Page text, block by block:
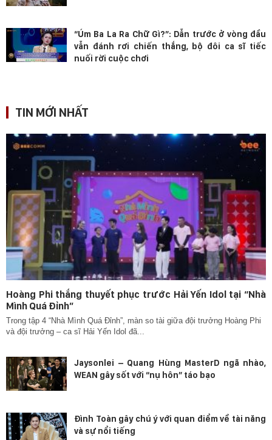
“Úm Ba La Ra Chữ Gì?”: Dẫn trước ở vòng đầu
vẫn đánh rơi chiến thắng, bộ đôi ca sĩ tiếc
nuối rời cuộc chơi
TIN MỚI NHẤT
Hoàng Phi thắng thuyết phục trước Hải Yến Idol tại “Nhà
Mình Quá Đỉnh”
Trong tập 4 “Nhà Mình Quá Đỉnh”, màn so tài giữa đội trưởng Hoàng Phi
và đội trưởng – ca sĩ Hải Yến Idol đã...
Jaysonlei – Quang Hùng MasterD ngã nhào,
WEAN gây sốt với “nụ hôn” táo bạo
Đình Toàn gây chú ý với quan điểm về tài năng
và sự nổi tiếng